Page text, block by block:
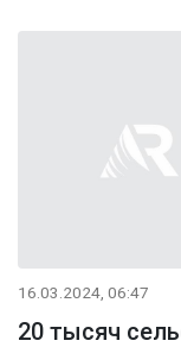
16.03.2024, 06:47
20 тысяч